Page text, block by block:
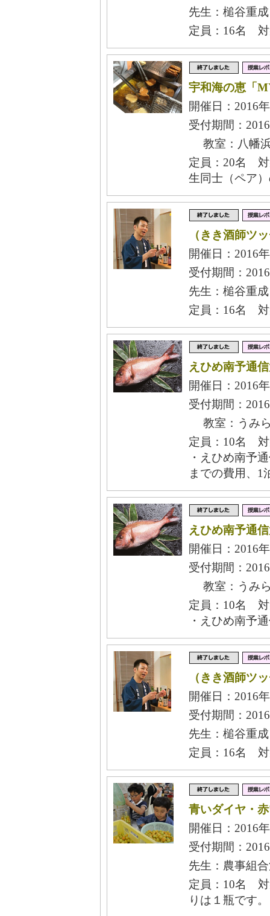
先生：槌谷重
定員：16名 対
宇和海の恵「
開催日：2016
受付期間：
教室：八幡
定員：20名 対
生同士（ペア
（きき酒師ツ
開催日：2016
受付期間：
先生：槌谷重
定員：16名 対
えひめ南予通
開催日：2016
受付期間：
教室：うみ
定員：10名 対
・えひめ南予
までの費用、1
えひめ南予通
開催日：2016
受付期間：
教室：うみ
定員：10名 対
・えひめ南予
（きき酒師ツ
開催日：2016
受付期間：
先生：槌谷重
定員：16名 対
青いダイヤ・
開催日：2016
受付期間：
先生：農事組
定員：10名 対
りは１瓶です